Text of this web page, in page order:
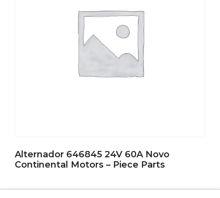
Alternador 646845 24V 60A Novo
Continental Motors – Piece Parts